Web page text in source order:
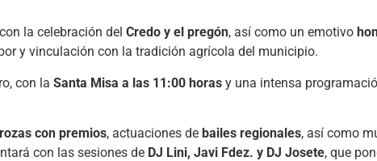
la celebración del Credo y el pregón, así como un emotivo
y vinculación con la tradición agrícola del municipio.
con la Santa Misa a las 11:00 horas y una intensa
con premios, actuaciones de bailes regionales, así como
con las sesiones de DJ Lini, Javi Fdez. y DJ Josete, que